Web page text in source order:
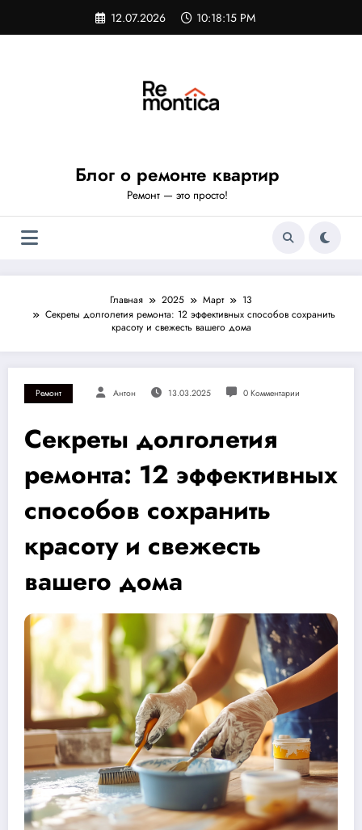
содержимому
12.07.2026 10:18:16 PM
Блог о ремонте квартир
Ремонт — это просто!
Главная 2025 Март
13
Секреты долголетия ремонта: 12 эффективных способов сохранить
красоту и свежесть вашего дома
Ремонт Антон 13.03.2025 0 Комментарии
Секреты долголетия
ремонта: 12 эффективных
способов сохранить
красоту и свежесть
вашего дома